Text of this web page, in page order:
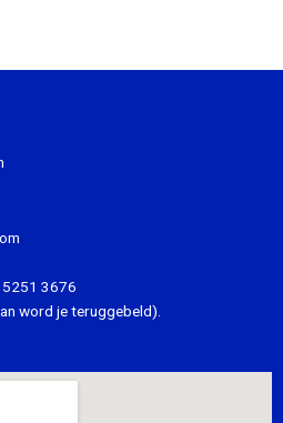
3676
word je teruggebeld).